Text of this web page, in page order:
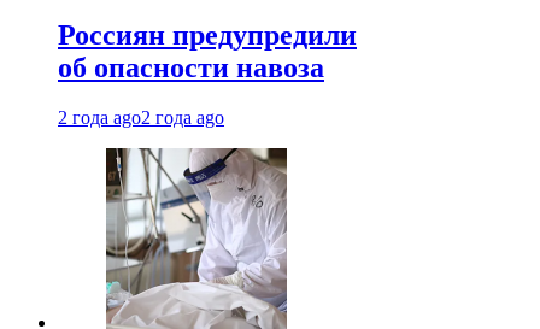
Россиян предупредили
об опасности навоза
2 года ago2 года ago